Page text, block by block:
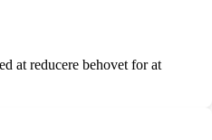
at reducere behovet for at